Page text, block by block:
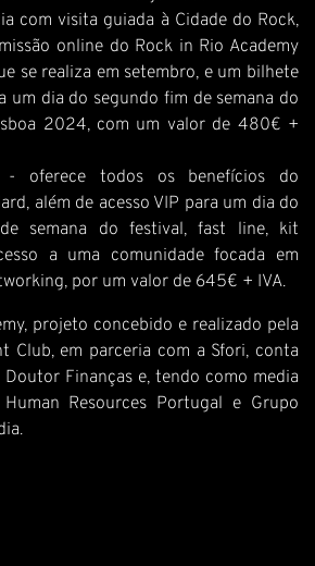
com visita guiada à Cidade do Rock,
online do Rock in Rio Academy
se realiza em setembro, e um bilhete
um dia do segundo fim de semana do
2024, com um valor de 480€ +
- oferece todos os benefícios do
além de acesso VIP para um dia do
semana do festival, fast line, kit
a uma comunidade focada em
por um valor de 645€ + IVA.
projeto concebido e realizado pela
Club, em parceria com a Sfori, conta
Finanças e, tendo como media
Resources Portugal e Grupo